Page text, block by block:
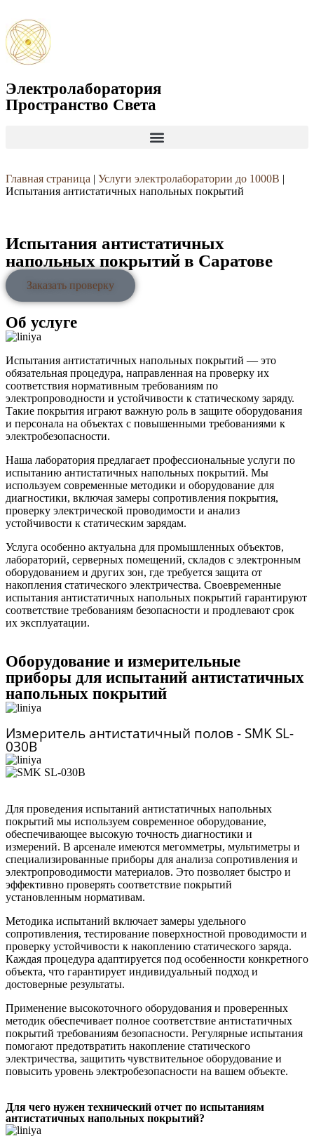
Электролаборатория
Пространство Света
Главная страница | Услуги электролаборатории до 1000В |
Испытания антистатичных напольных покрытий
Испытания антистатичных
напольных покрытий в Саратове
Заказать проверку
Об услуге
Испытания антистатичных напольных покрытий — это
обязательная процедура, направленная на проверку их
соответствия нормативным требованиям по
электропроводности и устойчивости к статическому заряду.
Такие покрытия играют важную роль в защите оборудования
и персонала на объектах с повышенными требованиями к
электробезопасности.
Наша лаборатория предлагает профессиональные услуги по
испытанию антистатичных напольных покрытий. Мы
используем современные методики и оборудование для
диагностики, включая замеры сопротивления покрытия,
проверку электрической проводимости и анализ
устойчивости к статическим зарядам.
Услуга особенно актуальна для промышленных объектов,
лабораторий, серверных помещений, складов с электронным
оборудованием и других зон, где требуется защита от
накопления статического электричества. Своевременные
испытания антистатичных напольных покрытий гарантируют
соответствие требованиям безопасности и продлевают срок
их эксплуатации.
Оборудование и измерительные
приборы для испытаний антистатичных
напольных покрытий
Измеритель антистатичный полов - SMK SL-
030B
Для проведения испытаний антистатичных напольных
покрытий мы используем современное оборудование,
обеспечивающее высокую точность диагностики и
измерений. В арсенале имеются мегомметры, мультиметры и
специализированные приборы для анализа сопротивления и
электропроводимости материалов. Это позволяет быстро и
эффективно проверять соответствие покрытий
установленным нормативам.
Методика испытаний включает замеры удельного
сопротивления, тестирование поверхностной проводимости и
проверку устойчивости к накоплению статического заряда.
Каждая процедура адаптируется под особенности конкретного
объекта, что гарантирует индивидуальный подход и
достоверные результаты.
Применение высокоточного оборудования и проверенных
методик обеспечивает полное соответствие антистатичных
покрытий требованиям безопасности. Регулярные испытания
помогают предотвратить накопление статического
электричества, защитить чувствительное оборудование и
повысить уровень электробезопасности на вашем объекте.
Для чего нужен технический отчет по испытаниям
антистатичных напольных покрытий?